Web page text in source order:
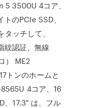
5 3500U 4コア、
のPCIe SSD、
ッチして、
紋認証、無線
） ME2
トンのホームと
4コア、16
、17.3" は、フル